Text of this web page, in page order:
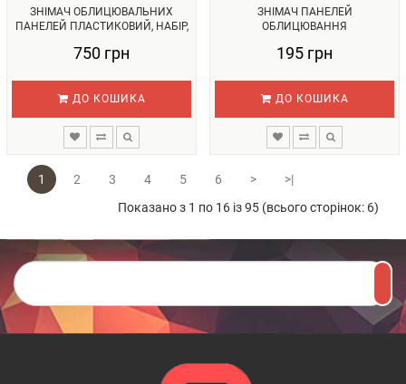
ЗНІМАЧ ОБЛИЦЮВАЛЬНИХ
ПАНЕЛЕЙ ПЛАСТИКОВИЙ, НАБІР,
750 грн
ДО КОШИКА
ЗНІМАЧ ПАНЕЛЕЙ
ОБЛИЦЮВАННЯ
195 грн
ДО КОШИКА
1 2 3 4 5 6 >
>|
Показано з 1 по 16 із 95 (всього сторінок: 6)